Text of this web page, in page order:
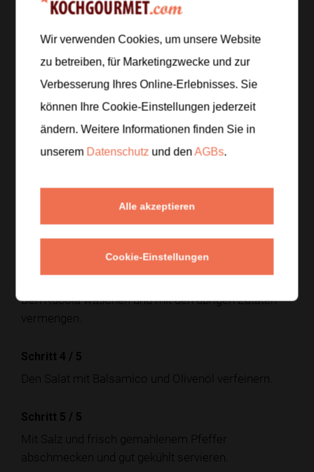
Zur Einkaufsliste hinzufügen
Zubereitung
lassen.
Die Erdbeeren halbieren und den Mozzarella grob
zupfen.
Schritt 3/5
Den Rucola waschen und mit den übrigen Zutaten
vermengen.
Schritt 4 / 5
Den Salat mit Balsamico und Olivenöl verfeinern.
Schritt 5 / 5
Mit Salz und frisch gemahlenem Pfeffer
abschmecken und gut gekühlt servieren.
Wir verwenden Cookies, um unsere Website
zu betreiben, für Marketingzwecke und zur
Verbesserung Ihres Online-Erlebnisses. Sie
können Ihre Cookie-Einstellungen jederzeit
ändern. Weitere Informationen finden Sie in
unserem Datenschutz und denAGBs.
Alle akzeptieren
Cookie-Einstellungen